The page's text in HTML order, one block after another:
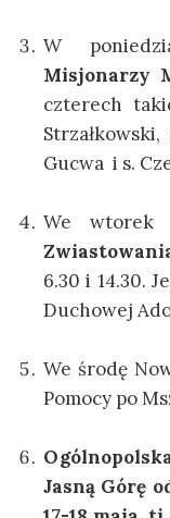
W
Misjonarzy
czterech
Gucwa i s.
We wtorek
6.30 i 14.30.
Duchowej
We środę
Pomocy po
Jasną Górę